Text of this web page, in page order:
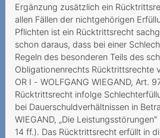
Ergänzung zusätzlich ein
allen Fällen der nichtgehörigen
Pflichten ist ein Rücktrittsrecht
schon daraus, dass bei einer
Regeln des besonderen Teils des
Obligationenrechts Rücktrittsrechte
OR I - WOLFGANG WIEGAND, Art.
Rücktrittsrecht infolge
bei Dauerschuldverhältnissen in
WIEGAND, „Die
14 ff.). Das Rücktrittsrecht erfüllt in
Teurer
Kosten
Teurer
Von der
Überblick